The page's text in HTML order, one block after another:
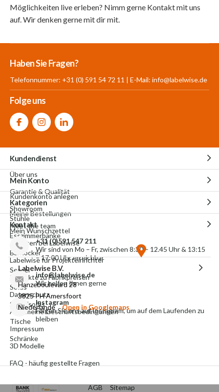
Möglichkeiten live erleben? Nimm gerne Kontakt mit uns
auf. Wir denken gerne mit dir mit.
Mehr als 30.000
Haben Sie Fragen?
Telefonnummer: +31 (0) 591 54 72 11 | E-Mail: info@labelwise.de
Folge uns
Kundendienst
Über uns
Garantie & Qualität
Showroom
Meet the team
Arbeiten bei Labelwise
Labelwise für Projekteinrichter
Produkte zu Fabrikpreisen
Datenschutz
Allgemeine Geschäftsbedingungen
Impressum
3D Modelle
FAQ - häufig gestellte Fragen
Mein Konto
Kundenkonto anlegen
Meine Bestellungen
Mein Wunschzettel
Kategorien
Stühle
Esszimmerbänke
Barhocker
Sessel
Sofas
Schlafsofas
Tische
Schränke
Kontakt
+31 (0)591 547 211
Wir sind von Mo – Fr, zwischen 8:30 – 12.45 Uhr & 13:15
– 17:00 Uhr erreichbar
info@labelwise.de
Wir helfen Ihnen gerne
Instagram
Folgen Sie uns auf Instagram, um auf dem Laufenden zu
bleiben
Labelwise B.V.
Hanzeboulevard 28
3825 PH Amersfoort
Niederlande
Open in Googlemaps
AGB Sitemap